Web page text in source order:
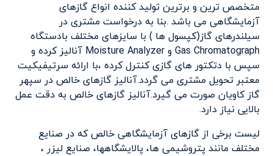
متخصص ترین و برترین تولید کننده انواع گازهای
آزمایشگاهی می باشد .بنا به درخواست مشتری در
سیلندرهای گاز(کپسول ها ) با سایزهای مختلف بادستگاه
Gas Chromatograph و Moisture Analyzer آنالیز کرده و
سپس با دتکتور های گازی کنترل کرده ،با ارائه سرتیفیکیت
معتبر تحویل مشتری می گردد.آنالیز گازهای خالص در سپهر
گاز کاویان صورت می گیرد.آنالیز گازهای خالص به دقت عمل
بالایی نیاز دارد.
لیست برخی از گازهای آزمایشگاهی خالص که در صنایع
مختلف مانند پتروشیمی ها، پالایشگاهها، صنایع لیزر ،